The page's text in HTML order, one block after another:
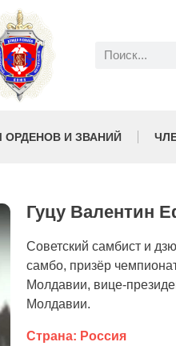
ОРДЕНОВ И ЗВАНИЙ
Гуцу Валентин
Советский самбист и
самбо, призёр
Молдавии, вице-
Молдавии.
Страна: Россия